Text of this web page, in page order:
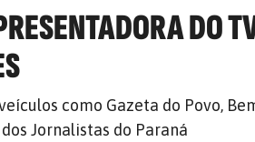
DO
como Gazeta do Povo,
Jornalistas do Paraná